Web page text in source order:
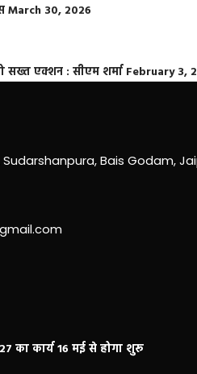
March 30, 2026
सख्त एक्शन : सीएम शर्मा February 3,
Sudarshanpura, Bais Godam,
का कार्य 16 मई से होगा शुरू